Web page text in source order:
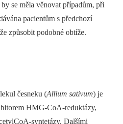
se měla věnovat případům, při
pacientům s předchozí
způsobit podobné obtíže.
česneku (Allium sativum) je
HMG-CoA-reduktázy,
syntetázy. Dalšími